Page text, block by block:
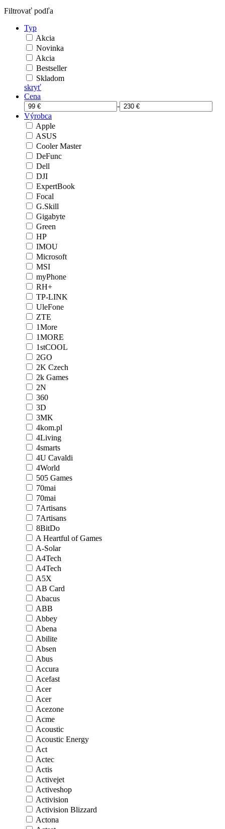
Filtrovať podľa
Typ
Akcia
Novinka
Akcia
Bestseller
Skladom
skryť
Cena
-
Výrobca
Apple
ASUS
Cooler Master
DeFunc
Dell
DJI
ExpertBook
Focal
G.Skill
Gigabyte
Green
HP
IMOU
Microsoft
MSI
myPhone
RH+
TP-LINK
UleFone
ZTE
1More
1MORE
1stCOOL
2GO
2K Czech
2k Games
2N
360
3D
3MK
4kom.pl
4Living
4smarts
4U Cavaldi
4World
505 Games
70mai
70mai
7Artisans
7Artisans
8BitDo
A Heartful of Games
A-Solar
A4Tech
A4Tech
A5X
AB Card
Abacus
ABB
Abbey
Abena
Abilite
Absen
Abus
Accura
Acefast
Acer
Acer
Acezone
Acme
Acoustic
Acoustic Energy
Act
Actec
Actis
Activejet
Activeshop
Activision
Activision Blizzard
Actona